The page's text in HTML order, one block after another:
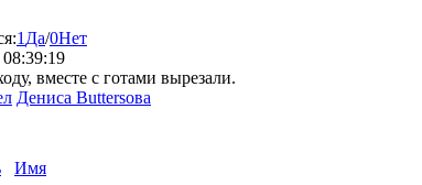
1 Да/0Нет
вместе с готами вырезали.
Дениса Buttersова
Имя